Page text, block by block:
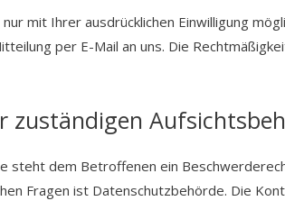
mit Ihrer ausdrücklichen Einwilligung
per E-Mail an uns. Die
zuständigen
steht dem Betroffenen ein
Fragen ist Datenschutzbehörde. Die